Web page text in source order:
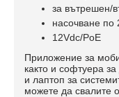
за вътрешен/
насочване по
12Vdc/PoE
Приложение за
както и софтуера
и лаптоп за
можете да свалите